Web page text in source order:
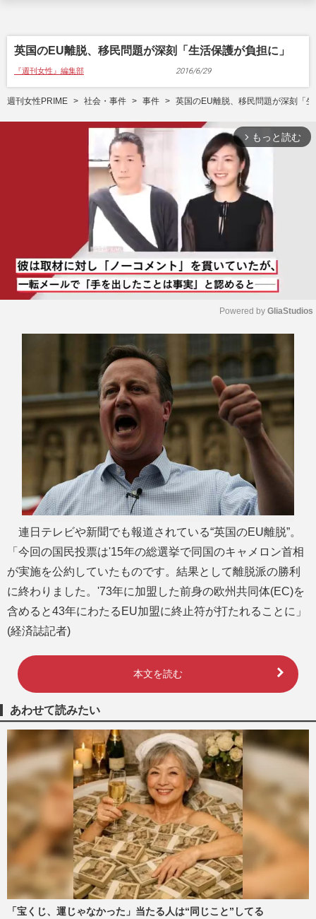
英国のEU離脱、移民問題が深刻「生活保護が負担に」
『週刊女性』編集部 2016/6/29
週刊女性PRIME 社会・事件 事件 英国のEU離脱、移民問題が深刻「
arrow_forward_ios もっと読む
u
e
Powered by GliaStudios
連日テレビや新聞でも報道されている“英国のEU離脱”。
「今回の国民投票は'15年の総選挙で同国のキャメロン首相
が実施を公約していたものです。結果として離脱派の勝利
に終わりました。'73年に加盟した前身の欧州共同体(EC)を
含めると43年にわたるEU加盟に終止符が打たれることに」
(経済誌記者)
本文を読む
あわせて読みたい
「宝くじ、運じゃなかった」当たる人は“同じこと”してる